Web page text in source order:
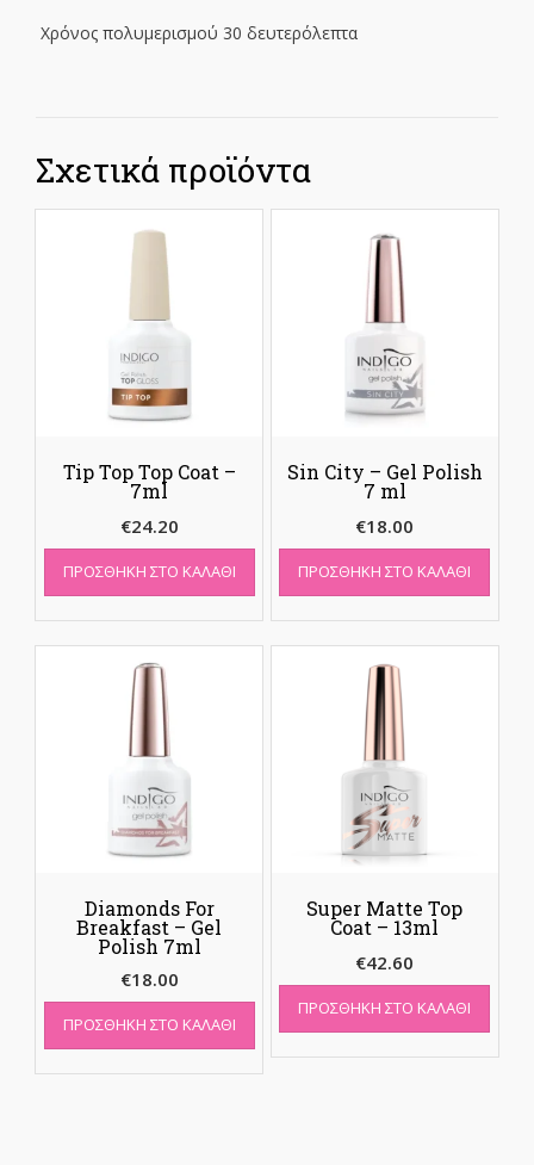
Χρόνος πολυμερισμού 30 δευτερόλεπτα
Σχετικά προϊόντα
Tip Top Top Coat –
7ml
€24.20
ΠΡΟΣΘΉΚΗ ΣΤΟ ΚΑΛΆΘΙ
Sin City – Gel Polish
7 ml
€18.00
ΠΡΟΣΘΉΚΗ ΣΤΟ ΚΑΛΆΘΙ
Diamonds For
Breakfast – Gel
Polish 7ml
€18.00
ΠΡΟΣΘΉΚΗ ΣΤΟ ΚΑΛΆΘΙ
Super Matte Top
Coat – 13ml
€42.60
ΠΡΟΣΘΉΚΗ ΣΤΟ ΚΑΛΆΘΙ